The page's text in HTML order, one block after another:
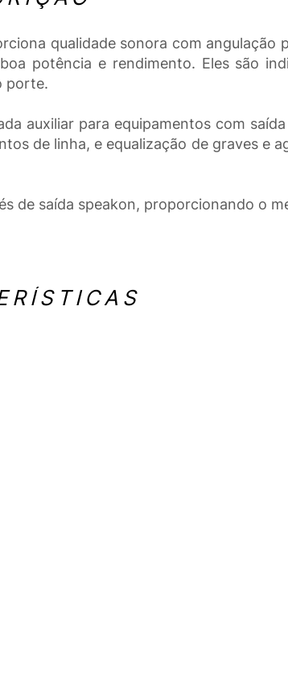
qualidade sonora com angulação
potência e rendimento. Eles são
porte.
auxiliar para equipamentos com
de linha, e equalização de graves e
de saída speakon, proporcionando o